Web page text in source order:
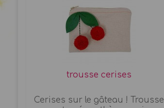
trousse cerises
Cerises sur le gâteau ! Trousse